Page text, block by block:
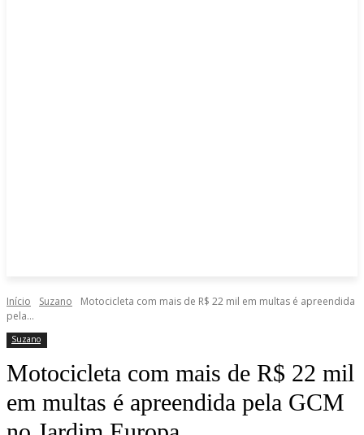
Início Suzano
Motocicleta com mais de R$ 22 mil em multas é apreendida
pela...
Suzano
Motocicleta com mais de R$ 22 mil
em multas é apreendida pela GCM